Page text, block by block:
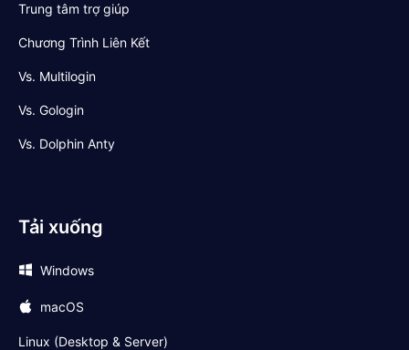
Trung tâm trợ giúp
Chương Trình Liên Kết
Vs. Multilogin
Vs. Gologin
Vs. Dolphin Anty
Tải xuống
Windows
macOS
Linux (Desktop & Server)